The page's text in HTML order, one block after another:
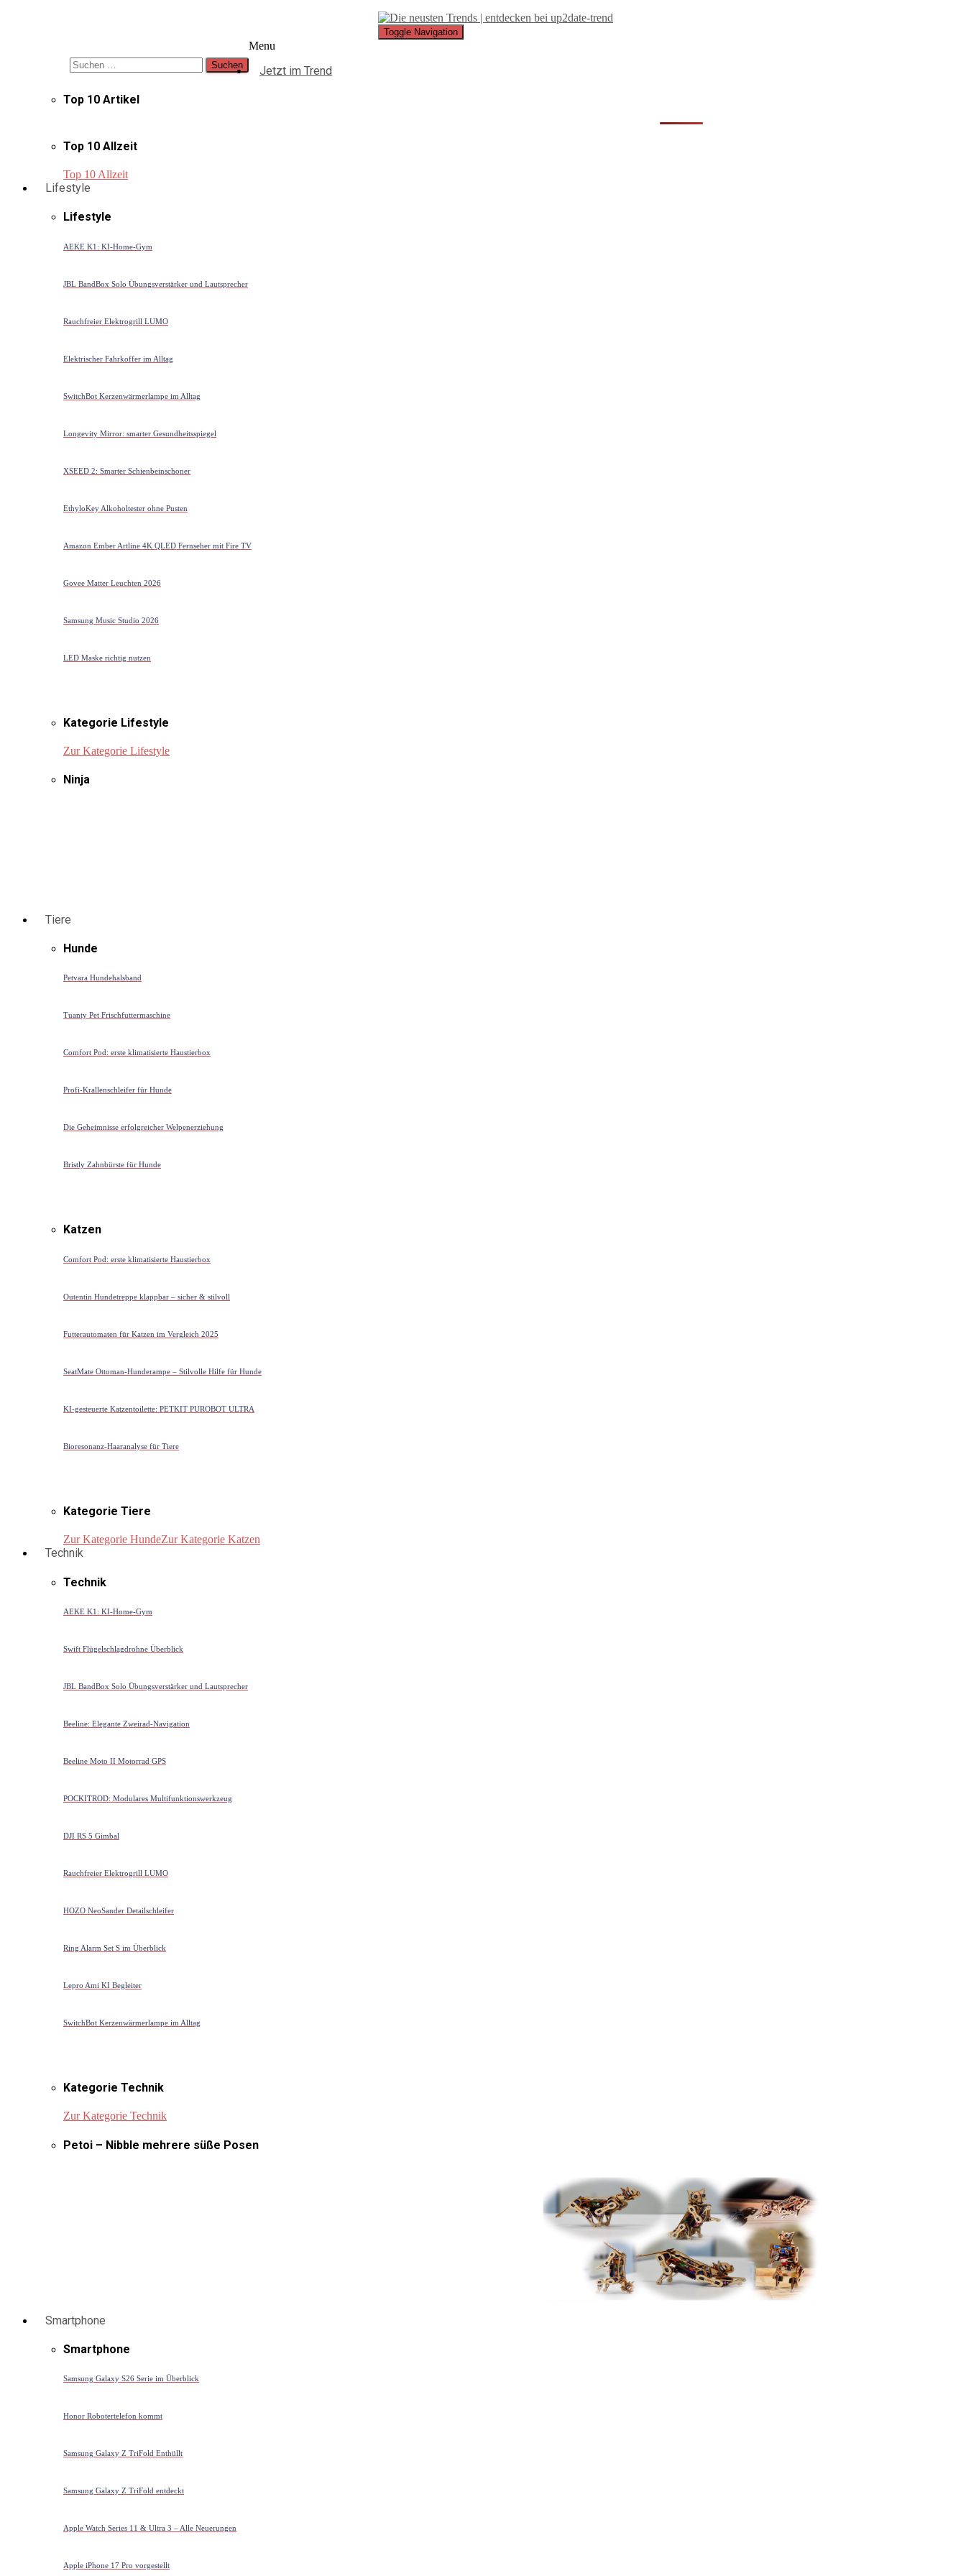
Toggle Navigation
Menu
Jetzt im Trend
Top 10 Artikel
Top 10 Allzeit
Top 10 Allzeit
Lifestyle
Lifestyle
AEKE K1: KI-Home-Gym
JBL BandBox Solo Übungsverstärker und Lautsprecher
Rauchfreier Elektrogrill LUMO
Elektrischer Fahrkoffer im Alltag
SwitchBot Kerzenwärmerlampe im Alltag
Longevity Mirror: smarter Gesundheitsspiegel
XSEED 2: Smarter Schienbeinschoner
EthyloKey Alkoholtester ohne Pusten
Amazon Ember Artline 4K QLED Fernseher mit Fire TV
Govee Matter Leuchten 2026
Samsung Music Studio 2026
LED Maske richtig nutzen
Kategorie Lifestyle
Zur Kategorie Lifestyle
Ninja
Tiere
Hunde
Petvara Hundehalsband
Tuanty Pet Frischfuttermaschine
Comfort Pod: erste klimatisierte Haustierbox
Profi-Krallenschleifer für Hunde
Die Geheimnisse erfolgreicher Welpenerziehung
Bristly Zahnbürste für Hunde
Katzen
Comfort Pod: erste klimatisierte Haustierbox
Outentin Hundetreppe klappbar – sicher & stilvoll
Futterautomaten für Katzen im Vergleich 2025
SeatMate Ottoman-Hunderampe – Stilvolle Hilfe für Hunde
KI-gesteuerte Katzentoilette: PETKIT PUROBOT ULTRA
Bioresonanz-Haaranalyse für Tiere
Kategorie Tiere
Zur Kategorie HundeZur Kategorie Katzen
Technik
Technik
AEKE K1: KI-Home-Gym
Swift Flügelschlagdrohne Überblick
JBL BandBox Solo Übungsverstärker und Lautsprecher
Beeline: Elegante Zweirad-Navigation
Beeline Moto II Motorrad GPS
POCKITROD: Modulares Multifunktionswerkzeug
DJI RS 5 Gimbal
Rauchfreier Elektrogrill LUMO
HOZO NeoSander Detailschleifer
Ring Alarm Set S im Überblick
Lepro Ami KI Begleiter
SwitchBot Kerzenwärmerlampe im Alltag
Kategorie Technik
Zur Kategorie Technik
Petoi – Nibble mehrere süße Posen
Smartphone
Smartphone
Samsung Galaxy S26 Serie im Überblick
Honor Robotertelefon kommt
Samsung Galaxy Z TriFold Enthüllt
Samsung Galaxy Z TriFold entdeckt
Apple Watch Series 11 & Ultra 3 – Alle Neuerungen
Apple iPhone 17 Pro vorgestellt